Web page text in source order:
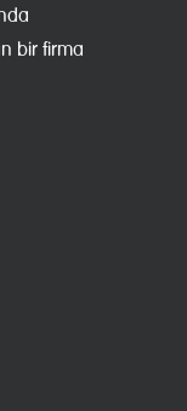
bir firma